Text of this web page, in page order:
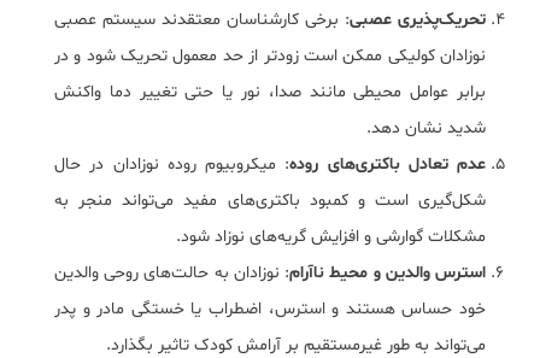
تحریک‌پذیری عصبی: برخی کارشناسان معتقدند سیستم عصبی
نوزادان کولیکی ممکن است زودتر از حد معمول تحریک شود و در
برابر عوامل محیطی مانند صدا، نور یا حتی تغییر دما واکنش
شدید نشان دهد.
عدم تعادل باکتری‌های روده: میکروبیوم روده نوزادان در حال
شکل‌گیری است و کمبود باکتری‌های مفید می‌تواند منجر به
مشکلات گوارشی و افزایش گریه‌های نوزاد شود.
استرس والدین و محیط ناآرام: نوزادان به حالت‌های روحی والدین
خود حساس هستند و استرس، اضطراب یا خستگی مادر و پدر
می‌تواند به طور غیرمستقیم بر آرامش کودک تاثیر بگذارد.